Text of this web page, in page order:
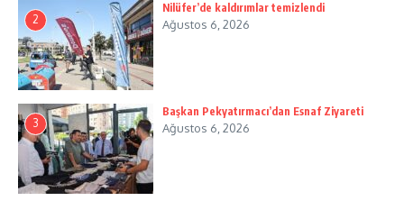
2
Nilüfer’de kaldırımlar temizlendi
Ağustos 6, 2026
3
Başkan Pekyatırmacı’dan Esnaf Ziyareti
Ağustos 6, 2026